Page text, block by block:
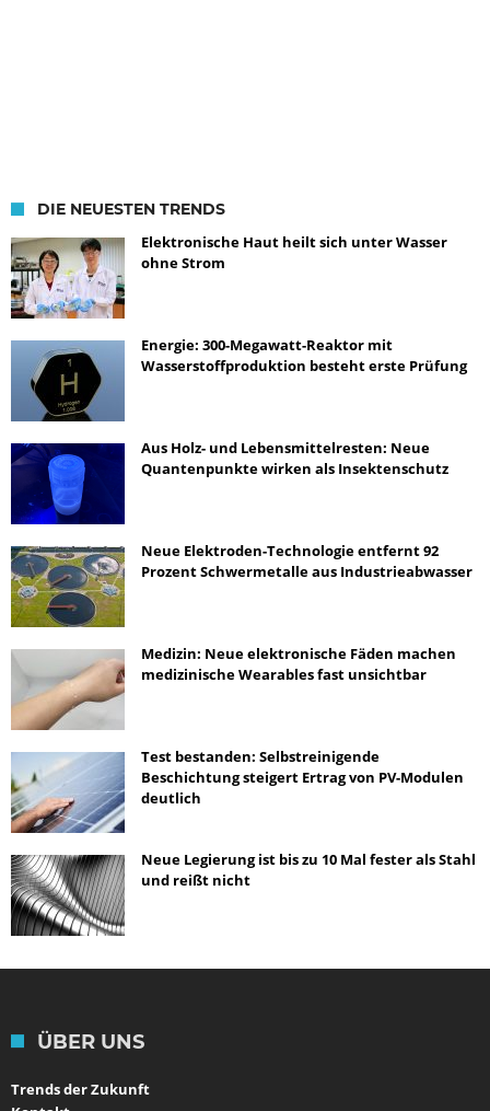
DIE NEUESTEN TRENDS
Elektronische Haut heilt sich unter Wasser
ohne Strom
Energie: 300-Megawatt-Reaktor mit
Wasserstoffproduktion besteht erste Prüfung
Aus Holz- und Lebensmittelresten: Neue
Quantenpunkte wirken als Insektenschutz
Neue Elektroden-Technologie entfernt 92
Prozent Schwermetalle aus Industrieabwasser
Medizin: Neue elektronische Fäden machen
medizinische Wearables fast unsichtbar
Test bestanden: Selbstreinigende
Beschichtung steigert Ertrag von PV-Modulen
deutlich
Neue Legierung ist bis zu 10 Mal fester als Stahl
und reißt nicht
ÜBER UNS
Trends der Zukunft